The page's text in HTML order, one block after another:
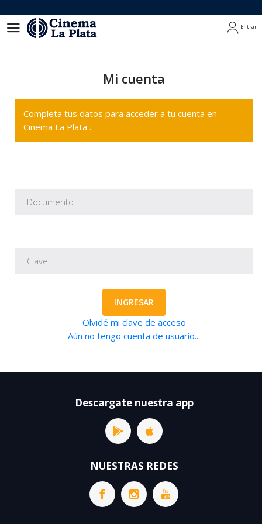
Entrar
Mi cuenta
Completa tus datos para acceder a tu cuenta en
Cinema La Plata .
INGRESAR
Olvidé mi clave de acceso
Aún no tengo cuenta de usuario...
Descargate nuestra app
NUESTRAS REDES